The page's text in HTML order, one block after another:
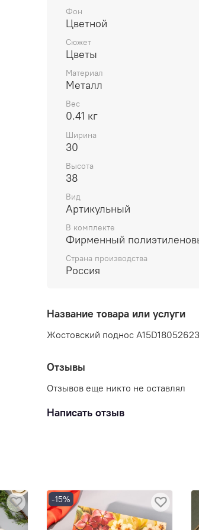
Фон
Цветной
Сюжет
Цветы
Материал
Металл
Вес
0.41 кг
Ширина
30
Высота
38
Вид
Артикульный
В комплекте
Фирменный
Страна производства
Россия
Название товара или услуги
Жостовский поднос
Отзывы
Отзывов еще никто не оставлял
Написать отзыв
-15%